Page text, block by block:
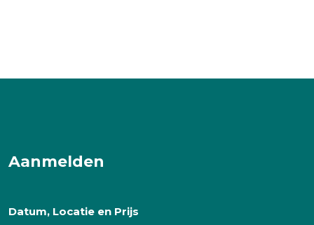
Aanmelden
Datum, Locatie en Prijs